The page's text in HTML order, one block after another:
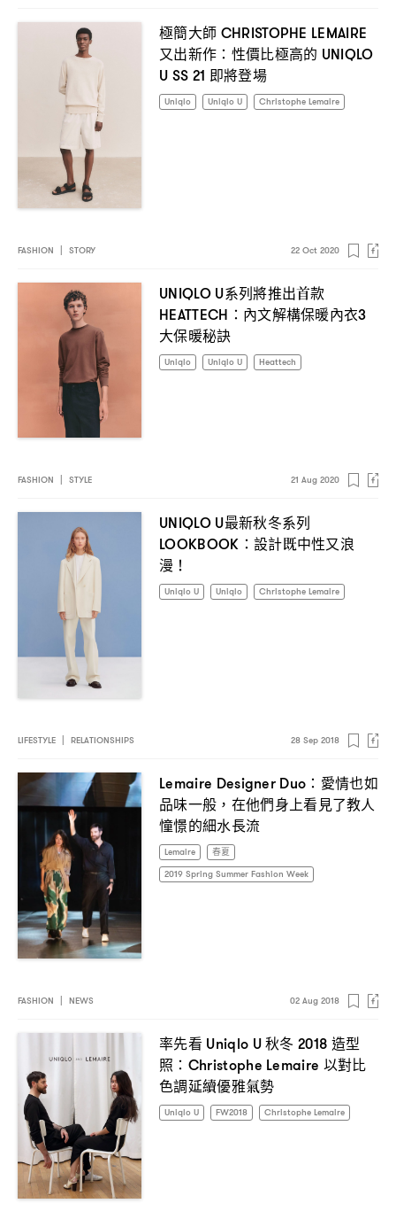
極簡大師 CHRISTOPHE LEMAIRE
又出新作 ： 性價比極高的 UNIQLO
U SS 21 即將登場
Uniqlo Uniqlo U Christophe Lemaire
FASHION STORY 22 Oct 2020
UNIQLO U系列將推出首款
HEATTECH： 內文解構保暖內衣3
大保暖秘訣
Uniqlo Uniqlo U Heattech
FASHION STYLE 21 Aug 2020
UNIQLO U最新秋冬系列
LOOKBOOK： 設計既中性又浪
漫 ！
Uniqlo U Uniqlo Christophe Lemaire
LIFESTYLE RELATIONSHIPS 28 Sep 2018
Lemaire Designer Duo： 愛情也如
品味一般 ， 在他們身上看見了教人
憧憬的細水長流
Lemaire
春夏
2019 Spring Summer Fashion Week
FASHION NEWS 02 Aug 2018
率先看 Uniqlo U秋冬 2018 造型
照 ：Christophe Lemaire 以對比
色調延續優雅氣勢
Uniqlo U FW2018 Christophe Lemaire